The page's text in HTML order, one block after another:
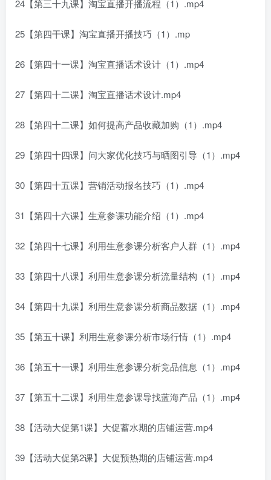
24【第三十九课】淘宝直播开播流程（1）.mp4
25【第四干课】淘宝直播开播技巧（1）.mp
26【第四十一课】淘宝直播话术设计（1）.mp4
27【第四十二课】淘宝直播话术设计.mp4
28【第四十二课】如何提高产品收藏加购（1）.mp4
29【第四十四课】问大家优化技巧与晒图引导（1）.mp4
30【第四十五课】营销活动报名技巧（1）.mp4
31【第四十六课】生意参课功能介绍（1）.mp4
32【第四十七课】利用生意参课分析客户人群（1）.mp4
33【第四十八课】利用生意参课分析流量结构（1）.mp4
34【第四十九课】利用生意参课分析商品数据（1）.mp4
35【第五十课】利用生意参课分析市场行情（1）.mp4
36【第五十一课】利用生意参课分析竞品信息（1）.mp4
37【第五十二课】利用生意参课导找蓝海产品（1）.mp4
38【活动大促第1课】大促蓄水期的店铺运营.mp4
39【活动大促第2课】大促预热期的店铺运营.mp4